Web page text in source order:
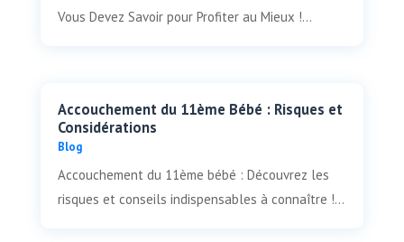
Vous Devez Savoir pour Profiter au Mieux !...
Accouchement du 11ème Bébé : Risques et
Considérations
Blog
Accouchement du 11ème bébé : Découvrez les
risques et conseils indispensables à connaître !...